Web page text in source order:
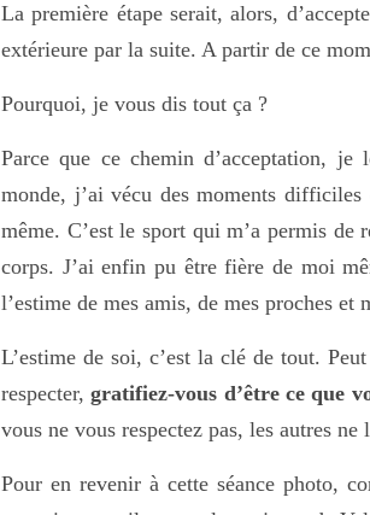
La première étape serait, alors,
extérieure par la suite. A partir de ce
Pourquoi, je vous dis tout ça ?
Parce que ce chemin d’acceptation,
monde, j’ai vécu des moments
même. C’est le sport qui m’a permis
corps. J’ai enfin pu être fière de moi
l’estime de mes amis, de mes proches et
L’estime de soi, c’est la clé de tout.
respecter,gratifiez-vous d’être ce que
vous ne vous respectez pas, les autres
Pour en revenir à cette séance photo,